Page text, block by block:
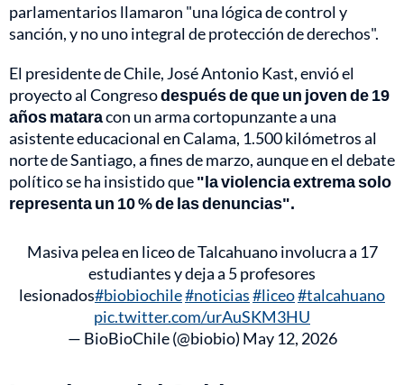
parlamentarios llamaron "una lógica de control y
sanción, y no uno integral de protección de derechos".
El presidente de Chile, José Antonio Kast, envió el
proyecto al Congresodespués de que un joven de 19
años mataracon un arma cortopunzante a una
asistente educacional en Calama, 1.500 kilómetros al
norte de Santiago, a fines de marzo, aunque en el debate
político se ha insistido que"la violencia extrema solo
representa un 10 % de las denuncias".
Masiva pelea en liceo de Talcahuano involucra a 17
estudiantes y deja a 5 profesores
lesionados#biobiochile#noticias#liceo#talcahuano
pic.twitter.com/urAuSKM3HU
— BioBioChile (@biobio) May 12, 2026